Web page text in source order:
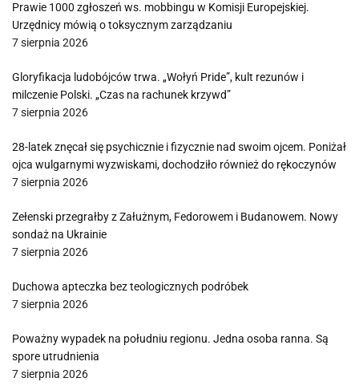
Prawie 1000 zgłoszeń ws. mobbingu w Komisji Europejskiej.
Urzędnicy mówią o toksycznym zarządzaniu
7 sierpnia 2026
Gloryfikacja ludobójców trwa. „Wołyń Pride”, kult rezunów i
milczenie Polski. „Czas na rachunek krzywd”
7 sierpnia 2026
28-latek znęcał się psychicznie i fizycznie nad swoim ojcem. Poniżał
ojca wulgarnymi wyzwiskami, dochodziło również do rękoczynów
7 sierpnia 2026
Zełenski przegrałby z Załużnym, Fedorowem i Budanowem. Nowy
sondaż na Ukrainie
7 sierpnia 2026
Duchowa apteczka bez teologicznych podróbek
7 sierpnia 2026
Poważny wypadek na południu regionu. Jedna osoba ranna. Są
spore utrudnienia
7 sierpnia 2026